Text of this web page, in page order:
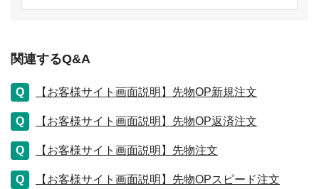
関連するQ&A
【お客様サイト画面説明】先物OP新規注文
【お客様サイト画面説明】先物OP返済注文
【お客様サイト画面説明】先物注文
【お客様サイト画面説明】先物OPスピード注文